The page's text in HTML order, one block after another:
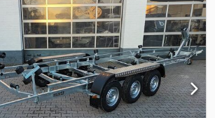
propose des marques de qualité !
remorques en stock. Plus de 130
en offre permanente. Exemple sans
pour bateau Boattrailer Neptun NAVY
kayak, planche de SUP, châssis 750 kg.
kayak, planche de SUP, 750 kg, châssis à
en forme de V, galvanisé à chaud, 310-
éclairage amovible, connecteur 7 pôles.